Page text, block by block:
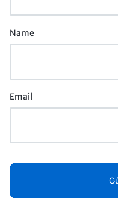
Name
Email